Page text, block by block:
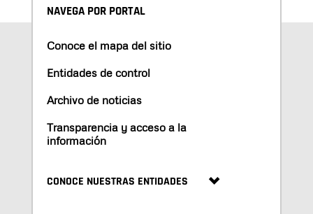
NAVEGA POR PORTAL
Conoce el mapa del sitio
Entidades de control
Archivo de noticias
Transparencia y acceso a la
información
CONOCE NUESTRAS ENTIDADES